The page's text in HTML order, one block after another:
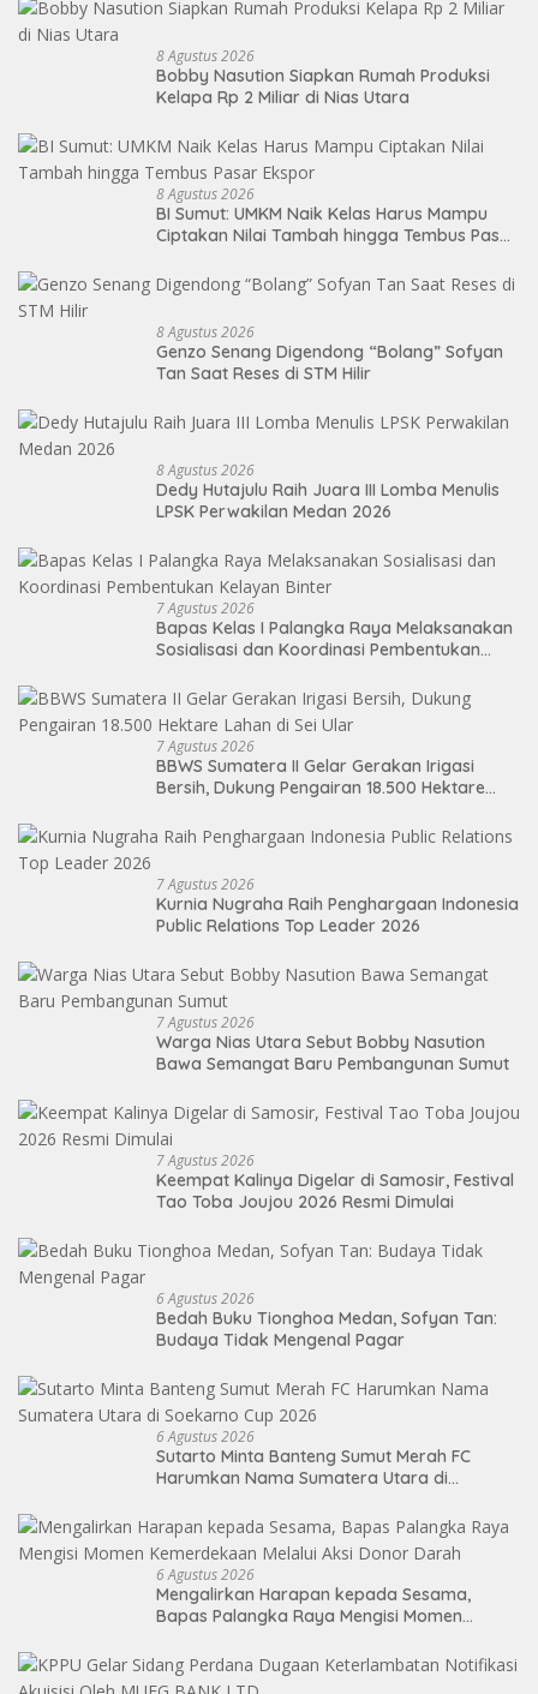
8 Agustus 2026
Bobby Nasution Siapkan Rumah Produksi
Kelapa Rp 2 Miliar di Nias Utara
8 Agustus 2026
BI Sumut: UMKM Naik Kelas Harus Mampu
Ciptakan Nilai Tambah hingga Tembus Pasar
8 Agustus 2026
Genzo Senang Digendong “Bolang” Sofyan
Tan Saat Reses di STM Hilir
8 Agustus 2026
Dedy Hutajulu Raih Juara III Lomba Menulis
LPSK Perwakilan Medan 2026
7 Agustus 2026
Bapas Kelas I Palangka Raya Melaksanakan
Sosialisasi dan Koordinasi Pembentukan
7 Agustus 2026
BBWS Sumatera II Gelar Gerakan Irigasi
Bersih, Dukung Pengairan 18.500 Hektare
7 Agustus 2026
Kurnia Nugraha Raih Penghargaan Indonesia
Public Relations Top Leader 2026
7 Agustus 2026
Warga Nias Utara Sebut Bobby Nasution
Bawa Semangat Baru Pembangunan Sumut
7 Agustus 2026
Keempat Kalinya Digelar di Samosir, Festival
Tao Toba Joujou 2026 Resmi Dimulai
6 Agustus 2026
Bedah Buku Tionghoa Medan, Sofyan Tan:
Budaya Tidak Mengenal Pagar
6 Agustus 2026
Sutarto Minta Banteng Sumut Merah FC
Harumkan Nama Sumatera Utara di
6 Agustus 2026
Mengalirkan Harapan kepada Sesama,
Bapas Palangka Raya Mengisi Momen